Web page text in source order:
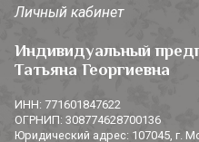
Личный кабинет
Индивидуальный
Татьяна Георгиевна
ИНН: 771601847622
ОГРНИП: 308774628700136
Юридический адрес: 107045, г.